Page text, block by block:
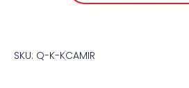
SKU: Q-K-KCAMIR